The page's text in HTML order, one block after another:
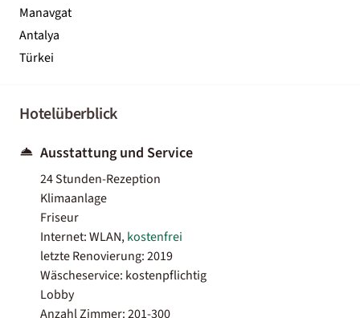
Manavgat
Antalya
Türkei
Hotelüberblick
Ausstattung und Service
24 Stunden-Rezeption
Klimaanlage
Friseur
Internet: WLAN,kostenfrei
letzte Renovierung: 2019
Wäscheservice: kostenpflichtig
Lobby
Anzahl Zimmer: 201-300